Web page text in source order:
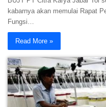
kabarnya akan memulai Rapat
Fungsi…
Read More »